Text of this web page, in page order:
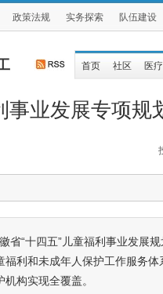
政策法规 实务探索 队伍建设
首页 社区 医疗
事业发展专项规
省“十四五”儿童福利事业发展
利和未成年人保护工作服务
构实现全覆盖。